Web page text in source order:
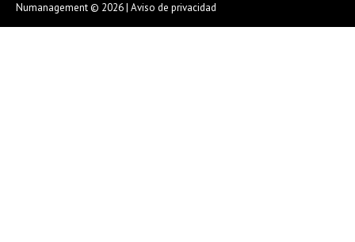
Numanagement © 2026 | Aviso de privacidad